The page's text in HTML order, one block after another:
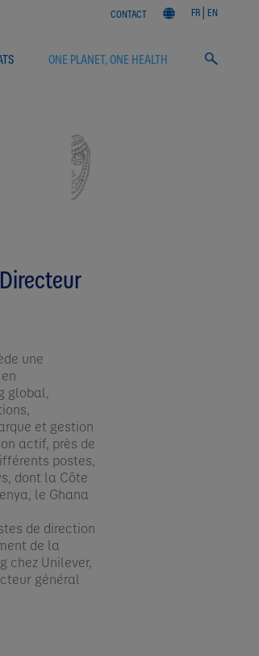
ONE PLANET, ONE HEALTH
CONTACT FR EN
une
global,
et gestion
actif, près de
postes,
dont la Côte
le Ghana
de direction
de la
chez Unilever,
général